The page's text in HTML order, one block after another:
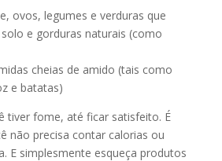
ovos, legumes e verduras que
e gorduras naturais (como
cheias de amido (tais como
e batatas)
tiver fome, até ficar satisfeito. É
não precisa contar calorias ou
E simplesmente esqueça produtos